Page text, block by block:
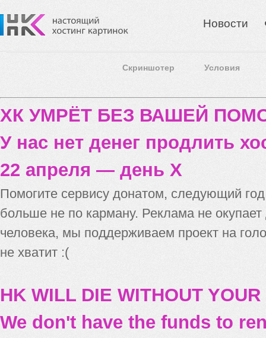
Новости
Скриншотер Условия
ХК УМРЁТ БЕЗ ВАШЕЙ
У нас нет денег продлить
22 апреля — день X
Помогите сервису донатом, следующий
больше не по карману. Реклама не
человека, мы поддерживаем проект на
не хватит :(
HK WILL DIE WITHOUT
We don't have the funds to